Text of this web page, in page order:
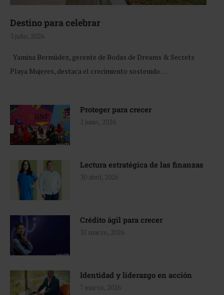
Destino para celebrar
3 julio, 2026
Yamina Bermúdez, gerente de Bodas de Dreams & Secrets
Playa Mujeres, destaca el crecimiento sostenido …
Proteger para crecer
2 junio, 2026
Lectura estratégica de las finanzas
30 abril, 2026
Crédito ágil para crecer
31 marzo, 2026
Identidad y liderazgo en acción
7 marzo, 2026